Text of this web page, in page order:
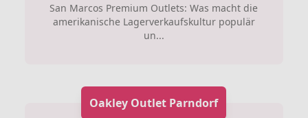
San Marcos Premium Outlets: Was macht die
amerikanische Lagerverkaufskultur populär
un...
Oakley Outlet Parndorf